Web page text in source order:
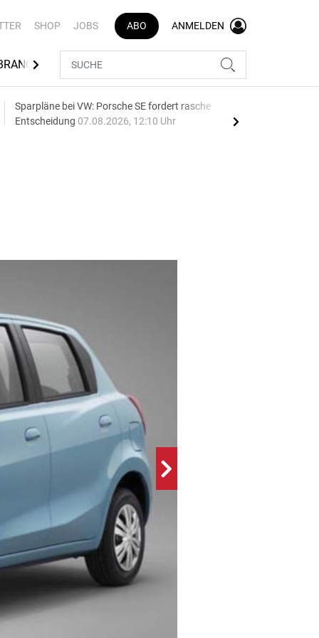
SHOP JOBS ABO ANMELDEN
Sparpläne bei VW: Porsche SE fordert rasche
Entscheidung 07.08.2026, 12:10 Uhr